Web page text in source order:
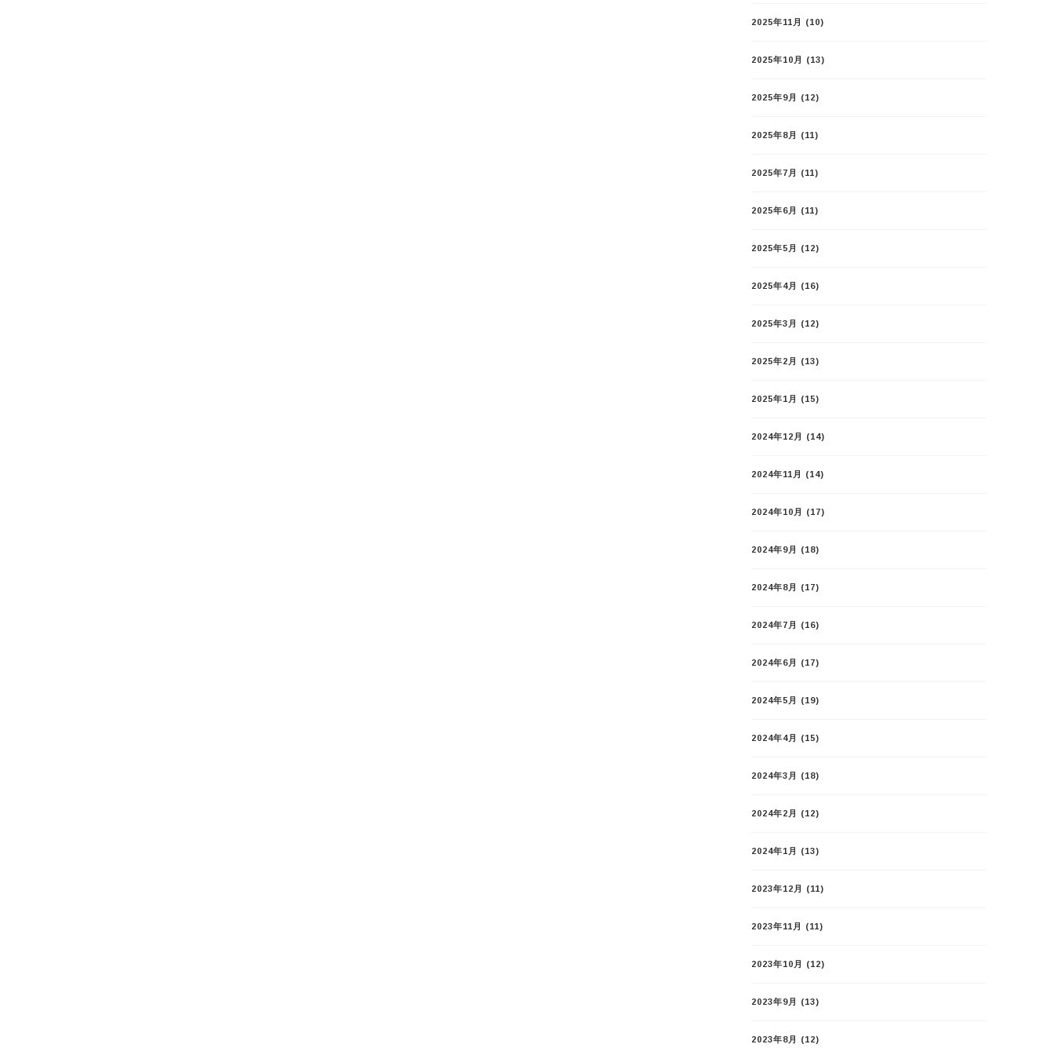
2025年11月 (10)
2025年10月 (13)
2025年9月 (12)
2025年8月 (11)
2025年7月 (11)
2025年6月 (11)
2025年5月 (12)
2025年4月 (16)
2025年3月 (12)
2025年2月 (13)
2025年1月 (15)
2024年12月 (14)
2024年11月 (14)
2024年10月 (17)
2024年9月 (18)
2024年8月 (17)
2024年7月 (16)
2024年6月 (17)
2024年5月 (19)
2024年4月 (15)
2024年3月 (18)
2024年2月 (12)
2024年1月 (13)
2023年12月 (11)
2023年11月 (11)
2023年10月 (12)
2023年9月 (13)
2023年8月 (12)